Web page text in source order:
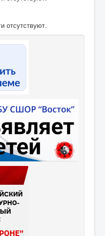
персональных
отсутствуют.